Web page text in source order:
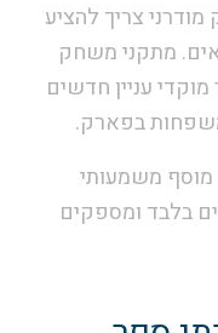
מודרני צריך להציע
מתקני משחק
עניין חדשים
בפארק.
מוסף משמעותי
בלבד ומספקים